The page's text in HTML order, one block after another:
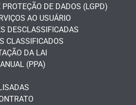
PROTEÇÃO DE DADOS (LGPD)
AO USUÁRIO
DESCLASSIFICADAS
CLASSIFICADOS
DA LAI
(PPA)